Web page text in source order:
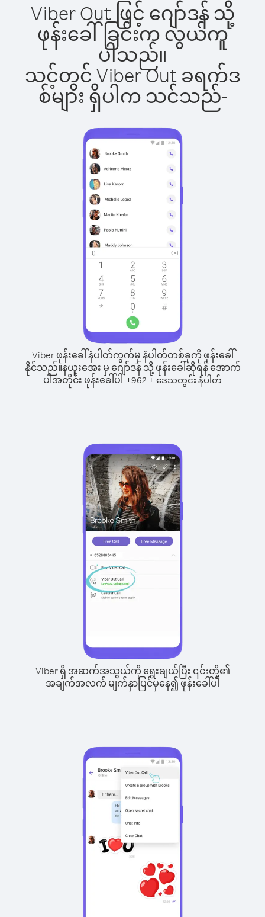
Viber Out ဖြင့် ဂျော်ဒန် သို့
ဖုန်းခေါ်ခြင်းက လွယ်ကူ
ပါသည်။
သင့်တွင် Viber Out ခရက်ဒ
စ်များ ရှိပါက သင်သည်-
Viber ဖုန်းခေါ်နံပါတ်ကွက်မှ နံပါတ်တစ်ခုကို ဖုန်းခေါ်
နိုင်သည်။နယူးအေး မှ ဂျော်ဒန် သို့ ဖုန်းခေါ်ဆိုရန် အောက်
ပါအတိုင်း ဖုန်းခေါ်ပါ-+962 + ဒေသတွင်း နံပါတ်
Viber ရှိ အဆက်အသွယ်ကို ရွေးချယ်ပြီး ၎င်းတို့၏
အချက်အလက် မျက်နှာပြင်မှနေ၍ ဖုန်းခေါ်ပါ